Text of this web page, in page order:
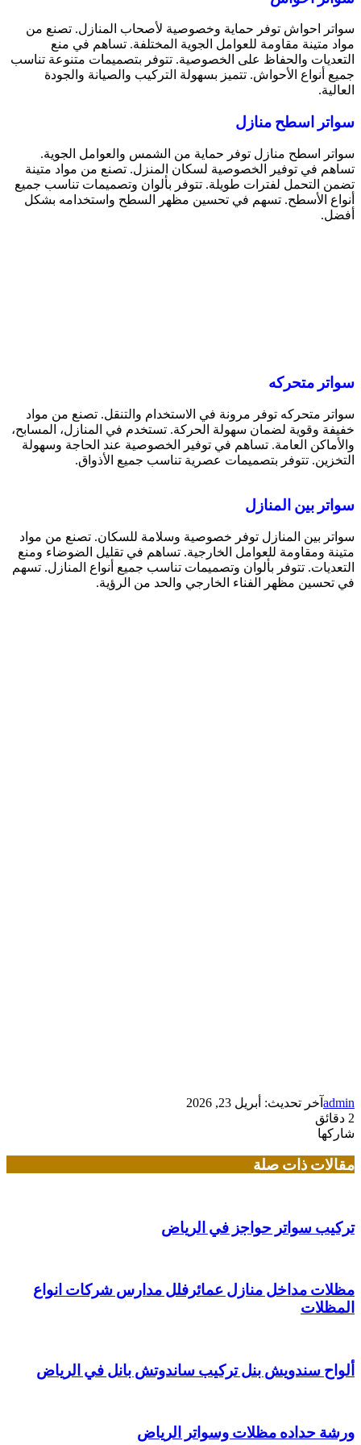
سواتر احواش توفر حماية وخصوصية لأصحاب المنازل. تصنع من
مواد متينة مقاومة للعوامل الجوية المختلفة. تساهم في منع
التعديات والحفاظ على الخصوصية. تتوفر بتصميمات متنوعة تناسب
جميع أنواع الأحواش. تتميز بسهولة التركيب والصيانة والجودة
العالية.
سواتر اسطح منازل
سواتر اسطح منازل توفر حماية من الشمس والعوامل الجوية.
تساهم في توفير الخصوصية لسكان المنزل. تصنع من مواد متينة
تضمن التحمل لفترات طويلة. تتوفر بألوان وتصميمات تناسب جميع
أنواع الأسطح. تسهم في تحسين مظهر السطح واستخدامه بشكل
أفضل.
سواتر متحركه
سواتر متحركه توفر مرونة في الاستخدام والتنقل. تصنع من مواد
خفيفة وقوية لضمان سهولة الحركة. تستخدم في المنازل، المسابح،
والأماكن العامة. تساهم في توفير الخصوصية عند الحاجة وسهولة
التخزين. تتوفر بتصميمات عصرية تناسب جميع الأذواق.
سواتر بين المنازل
سواتر بين المنازل توفر خصوصية وسلامة للسكان. تصنع من مواد
متينة ومقاومة للعوامل الخارجية. تساهم في تقليل الضوضاء ومنع
التعديات. تتوفر بألوان وتصميمات تناسب جميع أنواع المنازل. تسهم
في تحسين مظهر الفناء الخارجي والحد من الرؤية.
admin آخر تحديث: أبريل 23, 2026
2 دقائق
شاركها
مقالات ذات صلة
تركيب سواتر حواجز في الرياض
مظلات مداخل منازل عمائرفلل مدارس شركات انواع
المظلات
ألواح سندويش بنل تركيب ساندوتش بانل في الرياض
ورشة حداده مظلات وسواتر الرياض